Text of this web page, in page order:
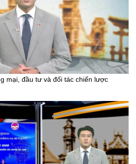
mại, đầu tư và đối tác chiến lược